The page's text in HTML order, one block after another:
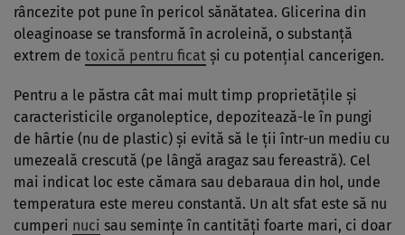
râncezite pot pune în pericol sănătatea. Glicerina din
oleaginoase se transformă în acroleină, o substanță
extrem de toxică pentru ficat și cu potențial cancerigen.
Pentru a le păstra cât mai mult timp proprietățile și
caracteristicile organoleptice, depozitează-le în pungi
de hârtie (nu de plastic) și evită să le ții într-un mediu cu
umezeală crescută (pe lângă aragaz sau fereastră). Cel
mai indicat loc este cămara sau debaraua din hol, unde
temperatura este mereu constantă. Un alt sfat este să nu
cumperi nuci sau semințe în cantități foarte mari, ci doar